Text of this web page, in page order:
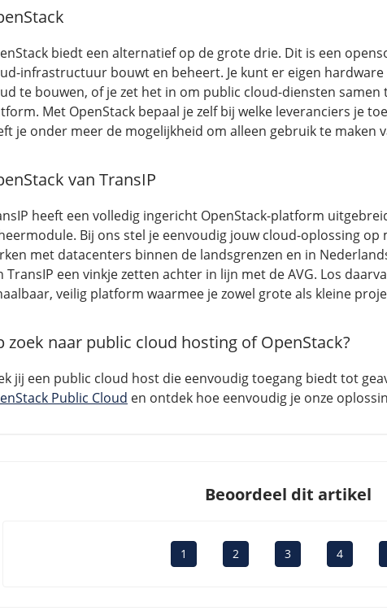
biedt een alternatief op de grote drie. Dit is een
infrastructuur bouwt en beheert. Je kunt er eigen
te bouwen, of je zet het in om public cloud-diensten samen
Met OpenStack bepaal je zelf bij welke leveranciers je
je onder meer de mogelijkheid om alleen gebruik te maken
van TransIP
heeft een volledig ingericht OpenStack-platform
Bij ons stel je eenvoudig jouw cloud-oplossing op
met datacenters binnen de landsgrenzen en in
TransIP een vinkje zetten achter in lijn met de AVG. Los
veilig platform waarmee je zowel grote als kleine
zoek naar public cloud hosting of OpenStack?
jij een public cloud host die eenvoudig toegang biedt tot
Public Cloud en ontdek hoe eenvoudig je onze
Beoordeel dit artikel
1 2 3 4